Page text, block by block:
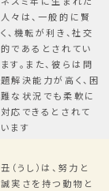
人々は、一般的に賢
く、機転が利き、社交
的であるとされてい
ます。また、彼らは問
題解決能力が高く、困
難な状況でも柔軟に
対応できるとされて
います
丑（うし）は、努力と
誠実さを持つ動物と